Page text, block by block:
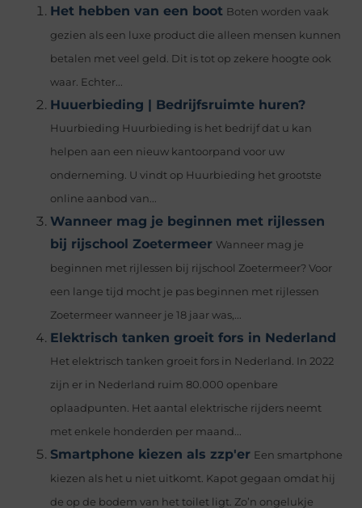
Het hebben van een boot Boten worden vaak
gezien als een luxe product die alleen mensen kunnen
betalen met veel geld. Dit is tot op zekere hoogte ook
waar. Echter...
Huuerbieding | Bedrijfsruimte huren?
Huurbieding Huurbieding is het bedrijf dat u kan
helpen aan een nieuw kantoorpand voor uw
onderneming. U vindt op Huurbieding het grootste
online aanbod van...
Wanneer mag je beginnen met rijlessen
bij rijschool Zoetermeer Wanneer mag je
beginnen met rijlessen bij rijschool Zoetermeer? Voor
een lange tijd mocht je pas beginnen met rijlessen
Zoetermeer wanneer je 18 jaar was,...
Elektrisch tanken groeit fors in Nederland
Het elektrisch tanken groeit fors in Nederland. In 2022
zijn er in Nederland ruim 80.000 openbare
oplaadpunten. Het aantal elektrische rijders neemt
met enkele honderden per maand...
Smartphone kiezen als zzp'er Een smartphone
kiezen als het u niet uitkomt. Kapot gegaan omdat hij
de op de bodem van het toilet ligt. Zo’n ongelukje